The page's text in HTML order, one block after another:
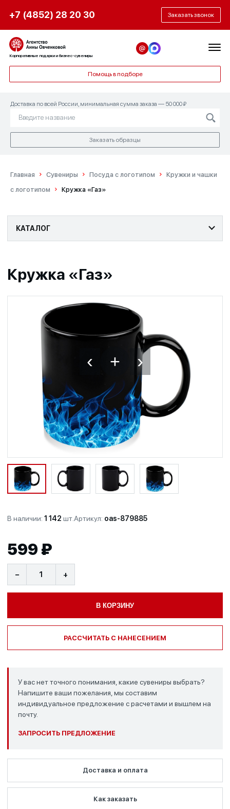
+7 (4852) 28 20 30 Заказать звонок
Корпоративные подарки и бизнес-сувениры
Помощь в подборе
Доставка по всей России, минимальная сумма заказа — 50 000 ₽
Заказать образцы
Главная Сувениры Посуда с логотипом
Кружки и чашки
с логотипом
Кружка «Газ»
КАТАЛОГ
Кружка «Газ»
‹ + ›
В наличии: 1 142 шт.Артикул: oas-879885
599 ₽
− +
В КОРЗИНУ
РАССЧИТАТЬ С НАНЕСЕНИЕМ
У вас нет точного понимания, какие сувениры выбрать?
Напишите ваши пожелания, мы составим
индивидуальное предложение с расчетами и вышлем на
почту.
ЗАПРОСИТЬ ПРЕДЛОЖЕНИЕ
Доставка и оплата
Как заказать